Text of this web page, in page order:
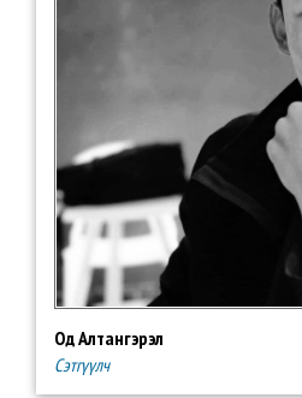
Од Алтангэрэл
Сэтгүүлч